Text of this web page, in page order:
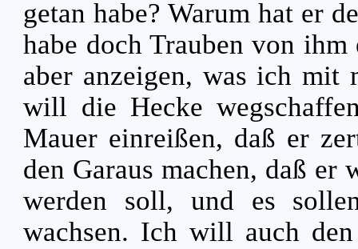
getan habe? Warum hat er
habe doch Trauben von
aber anzeigen, was ich
will die Hecke
Mauer einreißen, daß er
den Garaus machen, daß er
werden soll, und es
wachsen. Ich will auch